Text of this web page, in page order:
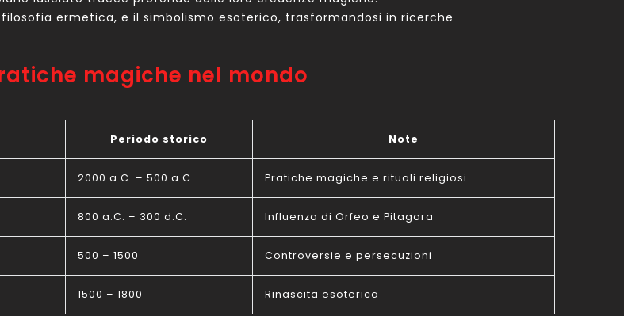
ermetica, e il simbolismo esoterico, trasformandosi in ricerche
magiche nel mondo
Periodo storico Note
2000 a.C. – 500 a.C. Pratiche magiche e rituali religiosi
800 a.C. – 300 d.C. Influenza di Orfeo e Pitagora
500 – 1500 Controversie e persecuzioni
1500 – 1800 Rinascita esoterica